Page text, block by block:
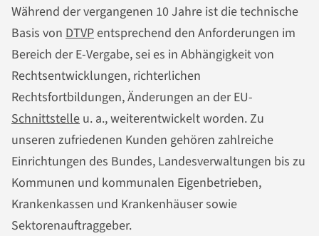
Während der vergangenen 10 Jahre ist die technische
Basis von DTVPentsprechend den Anforderungen im
Bereich der E-Vergabe, sei es in Abhängigkeit von
Rechtsentwicklungen, richterlichen
Rechtsfortbildungen, Änderungen an der EU-
Schnittstelle u. a., weiterentwickelt worden. Zu
unseren zufriedenen Kunden gehören zahlreiche
Einrichtungen des Bundes, Landesverwaltungen bis zu
Kommunen und kommunalen Eigenbetrieben,
Krankenkassen und Krankenhäuser sowie
Sektorenauftraggeber.